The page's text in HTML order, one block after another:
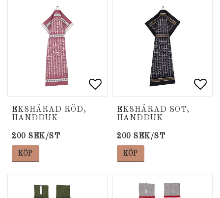
Lägg till i
Lägg till i
EKSHÄRAD RÖD,
HANDDUK
200 SEK/ST
KÖP
EKSHÄRAD SOT,
HANDDUK
200 SEK/ST
KÖP